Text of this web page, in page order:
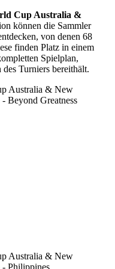
Cup Australia &
können die Sammler
von denen 68
finden Platz in einem
Spielplan,
Turniers bereithält.